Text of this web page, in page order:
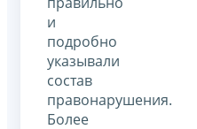
и
подробно
указывали
состав
правонарушения.
Более